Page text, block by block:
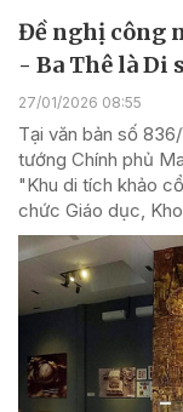
Đề nghị công
- Ba Thê là Di
27/01/2026 08:55
Tại văn bản số
tướng Chính phủ
"Khu di tích khảo
chức Giáo dục,